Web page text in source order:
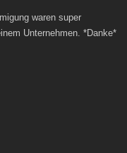
waren super
Unternehmen. *Danke*